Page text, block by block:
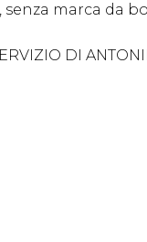
marca da
DI